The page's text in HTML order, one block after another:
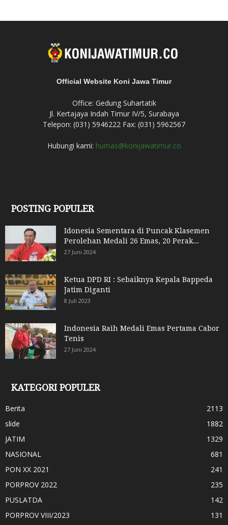
Official Website Koni Jawa Timur
Office: Gedung Suhartatik
Jl. Kertajaya Indah Timur IV/5, Surabaya
Telepon: (031) 5946222 Fax: (031) 5962567
Hubungi kami: humas@konijawatimur.co
POSTING POPULER
Idonesia Sementara di Puncak Klasemen
Perolehan Medali 26 Emas, 20 Perak...
27 Juni 2024
Ketua DPD RI : Sebaiknya Kepala Bappeda
Jatim Diganti
8 Juli 2023
Indonesia Raih Medali Emas Pertama Cabor
Tenis
27 Juni 2024
KATEGORI POPULER
Berita
2113
slide
1882
JATIM
1329
NASIONAL
681
PON XX 2021
241
PORPROV 2022
235
PUSLATDA
142
PORPROV VIII/2023
131